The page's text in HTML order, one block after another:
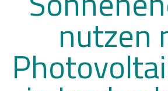
nutzen